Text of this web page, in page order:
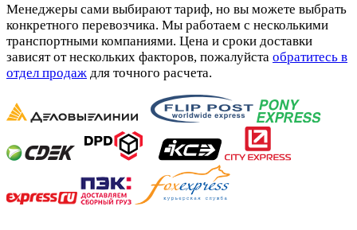
Менеджеры сами выбирают тариф, но вы можете выбрать
конкретного перевозчика. Мы работаем с несколькими
транспортными компаниями. Цена и сроки доставки
зависят от нескольких факторов, пожалуйста обратитесь в
отдел продаж для точного расчета.